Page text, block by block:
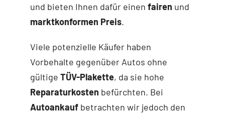
und bieten Ihnen dafür einen fairen und
marktkonformen Preis.
Viele potenzielle Käufer haben
Vorbehalte gegenüber Autos ohne
gültige TÜV-Plakette, da sie hohe
Reparaturkosten befürchten. Bei
Autoankauf betrachten wir jedoch den